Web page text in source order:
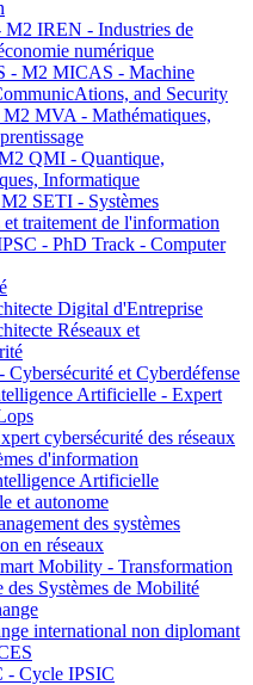
IREN - Industries de
numérique
- M2 MICAS - Machine
and Security
MVA - Mathématiques,
QMI - Quantique,
Informatique
SETI - Systèmes
et traitement de l'information
- PhD Track - Computer
Digital d'Entreprise
Réseaux et
et Cyberdéfense
Artificielle - Expert
cybersécurité des réseaux
d'information
Artificielle
et autonome
des systèmes
en réseaux
Mobility - Transformation
des Systèmes de Mobilité
international non diplomant
- Cycle IPSIC